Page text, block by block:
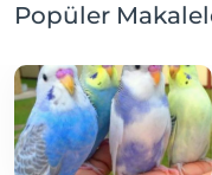
Popüler